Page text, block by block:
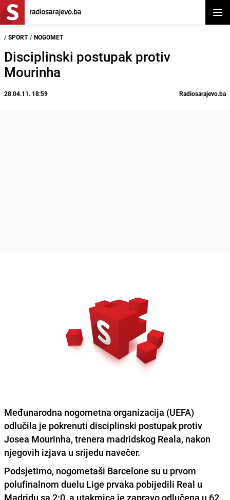
/ SPORT / NOGOMET
Disciplinski postupak protiv
Mourinha
28.04.11. 18:59 Radiosarajevo.ba
Međunarodna nogometna organizacija (UEFA)
odlučila je pokrenuti disciplinski postupak protiv
Josea Mourinha, trenera madridskog Reala, nakon
njegovih izjava u srijedu navečer.
Podsjetimo, nogometaši Barcelone su u prvom
polufinalnom duelu Lige prvaka pobijedili Real u
Madridu sa 2:0, a utakmica je zapravo odlučena u 62.